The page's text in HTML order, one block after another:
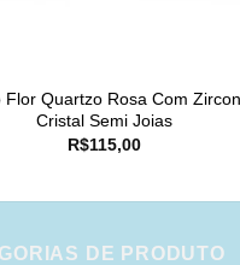
Flor Quartzo Rosa Com
Cristal Semi Joias
R$115,00
DE PRODUTO